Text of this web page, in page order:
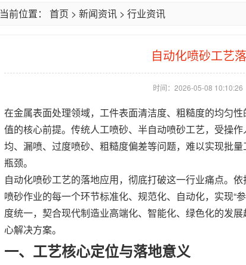
当前位置： 首页 > 新闻资讯 > 行业资讯
自动化喷砂工艺
时间：2026-05-08 10:10:26
在金属表面处理领域，工件表面清洁度、粗糙度的均匀
值的核心前提。传统人工喷砂、半自动喷砂工艺，受操
均、漏喷、过度喷砂、粗糙度偏差等问题，难以实现批
瓶颈。
自动化喷砂工艺的落地应用，彻底打破这一行业痛点。
喷砂作业的每一个环节标准化、规范化、自动化，实现“
度统一，契合现代制造业高端化、智能化、绿色化的发
心解决方案。
一、工艺核心定位与落地意义